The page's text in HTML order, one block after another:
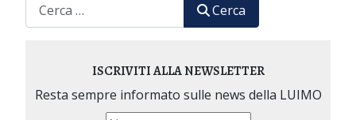
Cerca
ISCRIVITI ALLA NEWSLETTER
Resta sempre informato sulle news della LUIMO